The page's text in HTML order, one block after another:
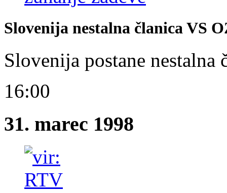
Slovenija nestalna članica VS
Slovenija postane nestalna
16:00
31. marec 1998